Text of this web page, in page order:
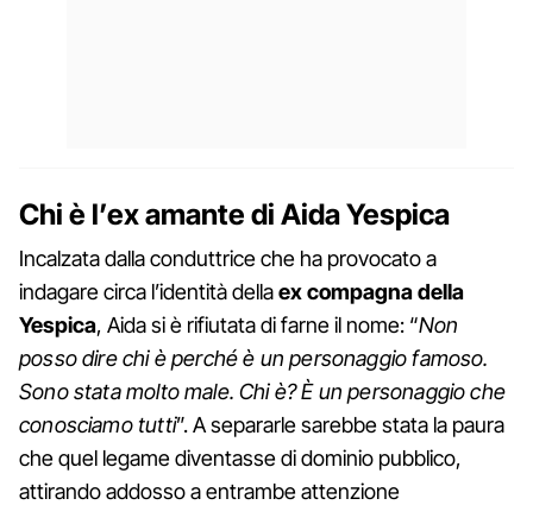
Chi è l’ex amante di Aida Yespica
Incalzata dalla conduttrice che ha provocato a
indagare circa l’identità dellaex compagna della
Yespica, Aida si è rifiutata di farne il nome: “Non
posso dire chi è perché è un personaggio famoso.
Sono stata molto male. Chi è? È un personaggio che
conosciamo tutti”. A separarle sarebbe stata la paura
che quel legame diventasse di dominio pubblico,
attirando addosso a entrambe attenzione